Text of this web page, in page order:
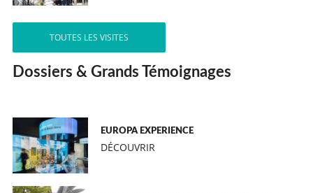
TOUTES LES VISITES
Dossiers & Grands Témoignages
EUROPA EXPERIENCE
DÉCOUVRIR